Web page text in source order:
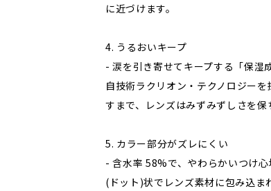
に近づけます。
4. うるおいキープ
- 涙を引き寄せてキープする「保湿
自技術ラクリオン・テクノロジー
すまで、レンズはみずみずしさを保
5. カラー部分がズレにくい
- 含水率 58%で、やわらかいつけ
(ドット)状でレンズ素材に包み込ま